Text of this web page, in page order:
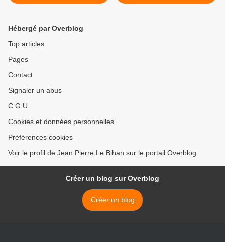
d'Octobre >
Hébergé par Overblog
Top articles
Pages
Contact
Signaler un abus
C.G.U.
Cookies et données personnelles
Préférences cookies
Voir le profil de Jean Pierre Le Bihan sur le portail Overblog
Créer un blog sur Overblog
Créer un blog